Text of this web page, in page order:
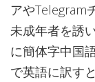
アやTelegram
未成年者を誘
に簡体字中国
で英語に訳す